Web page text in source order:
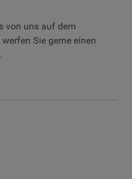
von uns auf dem
Sie gerne einen
.